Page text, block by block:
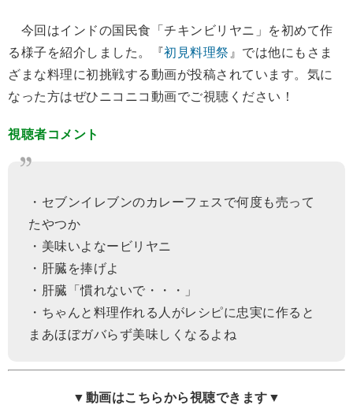
今回はインドの国民食「チキンビリヤニ」を初めて作
る様子を紹介しました。『初見料理祭 』では他にもさま
ざまな料理に初挑戦する動画が投稿されています。気に
なった方はぜひニコニコ動画でご視聴ください！
視聴者コメント
・セブンイレブンのカレーフェスで何度も売って
たやつか
・美味いよなービリヤニ
・肝臓を捧げよ
・肝臓「慣れないで・・・」
・ちゃんと料理作れる人がレシピに忠実に作ると
まあほぼガバらず美味しくなるよね
▼動画はこちらから視聴できます▼